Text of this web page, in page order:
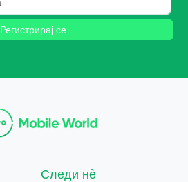
Регистрирај се
Следи нè